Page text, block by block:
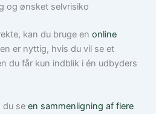
og ønsket selvrisiko
kan du bruge enonline
er nyttig, hvis du vil se et
du får kun indblik i én udbyders
du seen sammenligning af flere